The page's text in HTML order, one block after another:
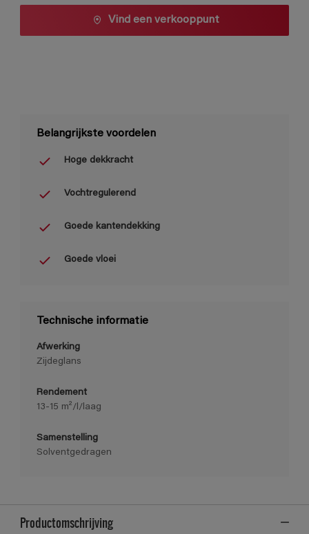
Vind een verkooppunt
Belangrijkste voordelen
Hoge dekkracht
Vochtregulerend
Goede kantendekking
Goede vloei
Technische informatie
Afwerking
Zijdeglans
Rendement
13-15 m²/l/laag
Samenstelling
Solventgedragen
Productomschrijving